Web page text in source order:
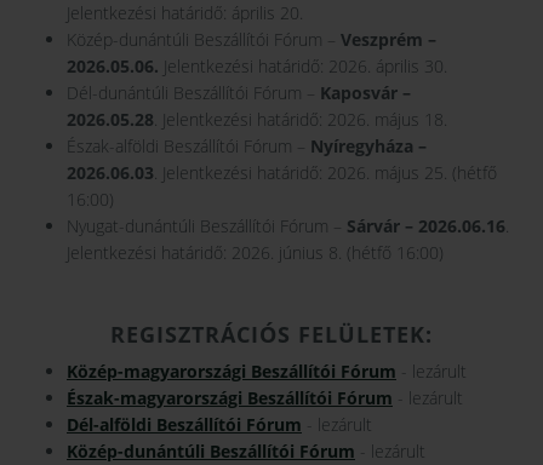
Jelentkezési határidő: április 20.
Közép-dunántúli Beszállítói Fórum – Veszprém –
2026.05.06. Jelentkezési határidő: 2026. április 30.
Dél-dunántúli Beszállítói Fórum – Kaposvár –
2026.05.28. Jelentkezési határidő: 2026. május 18.
Észak-alföldi Beszállítói Fórum – Nyíregyháza –
2026.06.03. Jelentkezési határidő: 2026. május 25. (hétfő
16:00)
Nyugat-dunántúli Beszállítói Fórum – Sárvár – 2026.06.16.
Jelentkezési határidő: 2026. június 8. (hétfő 16:00)
REGISZTRÁCIÓS FELÜLETEK:
Közép-magyarországi Beszállítói Fórum - lezárult
Észak-magyarországi Beszállítói Fórum - lezárult
Dél-alföldi Beszállítói Fórum - lezárult
Közép-dunántúli Beszállítói Fórum - lezárult